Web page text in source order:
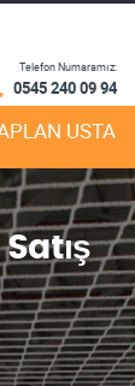
Telefon Numaramız:
0545 240 09 94
USTA